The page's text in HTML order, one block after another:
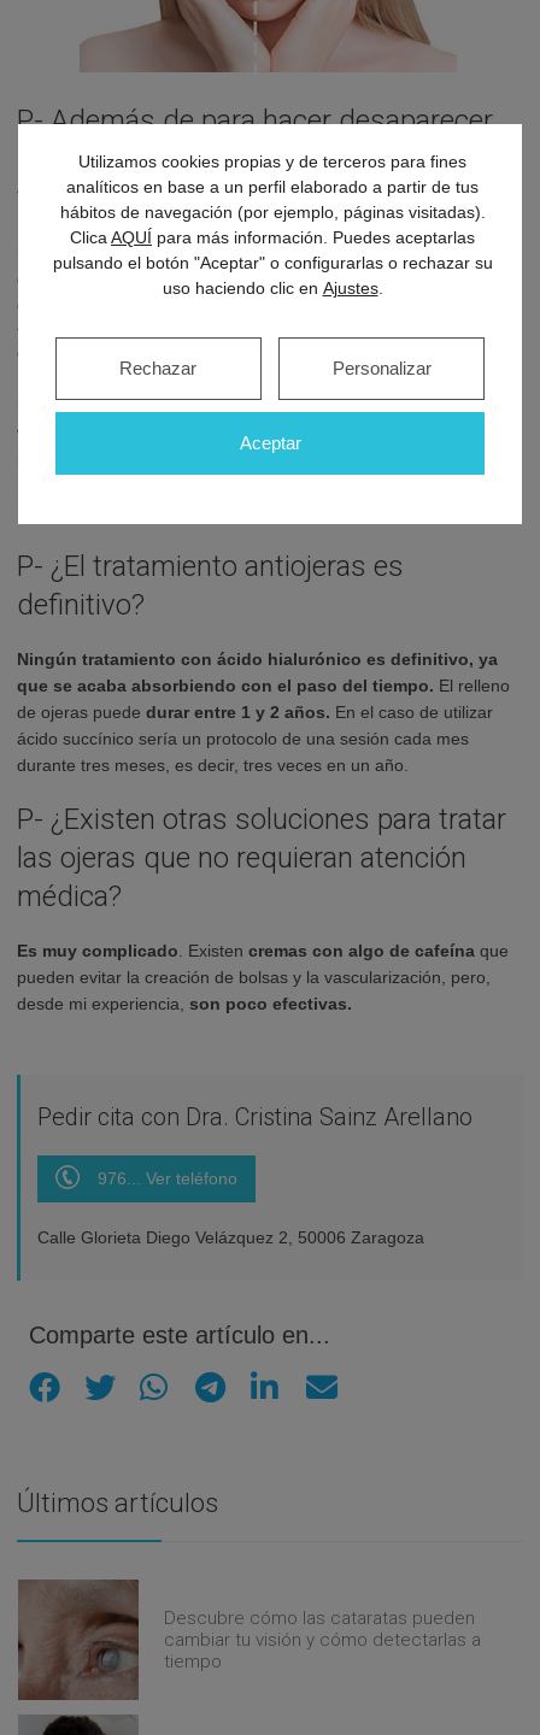
P- Además de para hacer desaparecer
las ojeras, ¿se puede aplicar este
tratamiento para tratar las bolsas?
No, las bolsas no son un problema de relleno.
La presencia
de bolsas más o menos pronunciadas depende de un ligamento
que se encuentra en esa zona. Con la edad, el ligamento pierde
fuerza y masa muscular, acumulando la grasa en una especia de
“bolsa”.
El tratamiento de ácido hialurónico no está indicado para
tratar las bolsas
porque podría aumentar el edema en la zona y
la cirugía es la única solución
P- ¿El tratamiento antiojeras es
definitivo?
Ningún tratamiento con ácido hialurónico es definitivo, ya
que se acaba absorbiendo con el paso del tiempo. El relleno
de ojeras puede durar entre 1 y 2 años. En el caso de utilizar
ácido succínico sería un protocolo de una sesión cada mes
durante tres meses, es decir, tres veces en un año.
P- ¿Existen otras soluciones para tratar
las ojeras que no requieran atención
médica?
Es muy complicado. Existen cremas con algo de cafeína que
pueden evitar la creación de bolsas y la vascularización, pero,
desde mi experiencia, son poco efectivas.
Pedir cita con Dra. Cristina Sainz Arellano
976... Ver teléfono
Calle Glorieta Diego Velázquez 2, 50006 Zaragoza
Comparte este artículo en...
Últimos artículos
Descubre cómo las cataratas pueden
cambiar tu visión y cómo detectarlas a
tiempo
Utilizamos cookies propias y de terceros para fines
analíticos en base a un perfil elaborado a partir de tus
hábitos de navegación (por ejemplo, páginas visitadas).
Clica AQUÍ para más información. Puedes aceptarlas
pulsando el botón "Aceptar" o configurarlas o rechazar su
uso haciendo clic en Ajustes.
Aceptar
Rechazar Personalizar